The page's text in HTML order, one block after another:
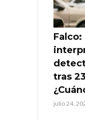
tras
julio 24,